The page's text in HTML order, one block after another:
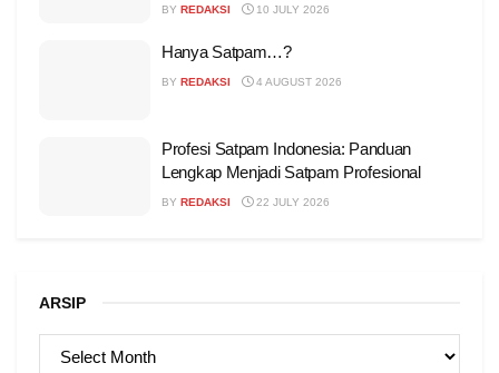
BY REDAKSI 10 JULY 2026
Hanya Satpam…?
BY REDAKSI 4 AUGUST 2026
Profesi Satpam Indonesia: Panduan
Lengkap Menjadi Satpam Profesional
BY REDAKSI 22 JULY 2026
ARSIP